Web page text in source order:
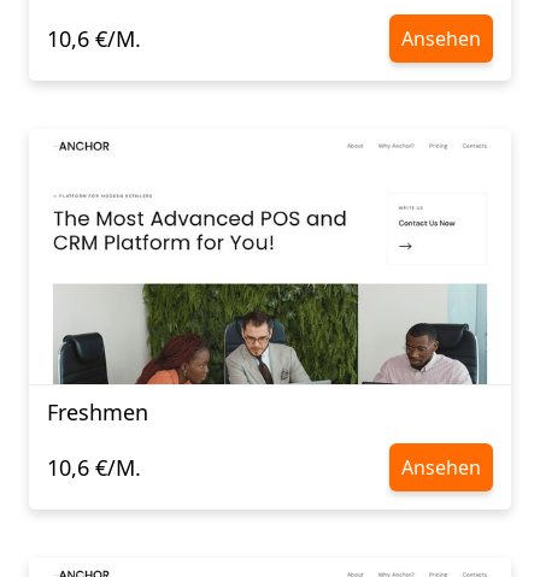
10,6 €/M.
Ansehen
Freshmen
10,6 €/M.
Ansehen